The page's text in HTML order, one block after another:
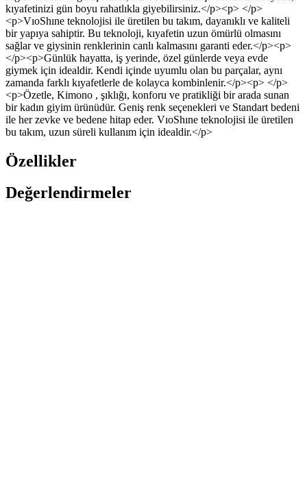
kıyafetinizi gün boyu rahatlıkla giyebilirsiniz.</p><p> </p>
<p>VıoShıne teknolojisi ile üretilen bu takım, dayanıklı ve kaliteli
bir yapıya sahiptir. Bu teknoloji, kıyafetin uzun ömürlü olmasını
sağlar ve giysinin renklerinin canlı kalmasını garanti eder.</p><p>
</p><p>Günlük hayatta, iş yerinde, özel günlerde veya evde
giymek için idealdir. Kendi içinde uyumlu olan bu parçalar, aynı
zamanda farklı kıyafetlerle de kolayca kombinlenir.</p><p> </p>
<p>Özetle, Kimono , şıklığı, konforu ve pratikliği bir arada sunan
bir kadın giyim ürünüdür. Geniş renk seçenekleri ve Standart bedeni
ile her zevke ve bedene hitap eder. VıoShıne teknolojisi ile üretilen
bu takım, uzun süreli kullanım için idealdir.</p>
Özellikler
Değerlendirmeler